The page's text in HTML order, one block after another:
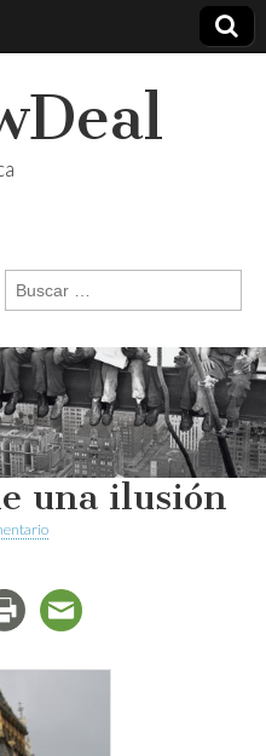
Buscar:
una ilusión